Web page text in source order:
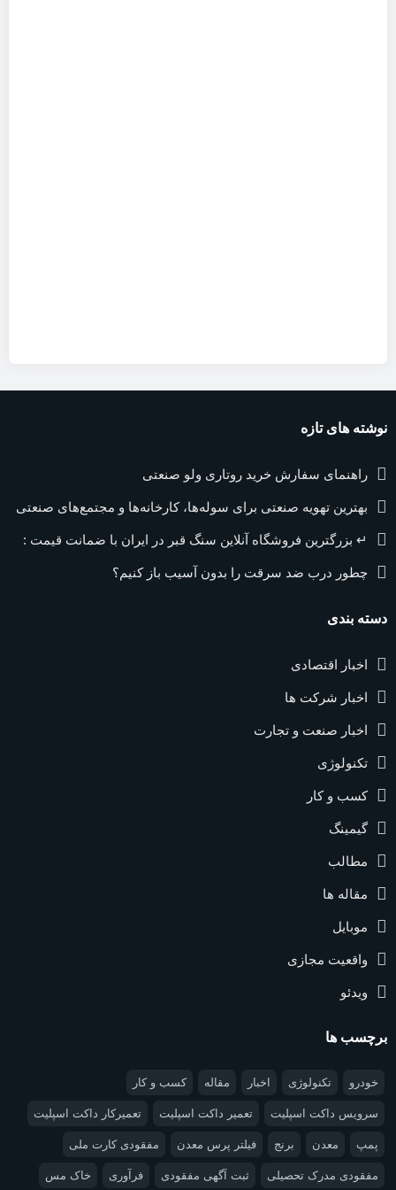
نوشته های تازه
راهنمای سفارش خرید روتاری ولو صنعتی
بهترین تهویه صنعتی برای سوله‌ها، کارخانه‌ها و مجتمع‌های صنعتی
↵ بزرگترین فروشگاه آنلاین سنگ قبر در ایران با ضمانت قیمت :
چطور درب ضد سرقت را بدون آسیب باز کنیم؟
دسته بندی
اخبار اقتصادی
اخبار شرکت ها
اخبار صنعت و تجارت
تکنولوژی
کسب و کار
گیمینگ
مطالب
مقاله ها
موبایل
واقعیت مجازی
ویدئو
برچسب ها
خودرو تکنولوژی اخبار مقاله کسب و کار
سرویس داکت اسپلیت تعمیر داکت اسپلیت تعمیرکار داکت اسپلیت
پمپ معدن برنج فیلتر پرس معدن مفقودی کارت ملی
مفقودی مدرک تحصیلی ثبت آگهی مفقودی فرآوری خاک مس